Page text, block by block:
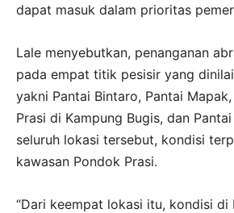
dapat masuk dalam prioritas
Lale menyebutkan, penanganan
pada empat titik pesisir yang
yakni Pantai Bintaro, Pantai
Prasi di Kampung Bugis, dan
seluruh lokasi tersebut, kondisi
kawasan Pondok Prasi.
“Dari keempat lokasi itu, kondisi di